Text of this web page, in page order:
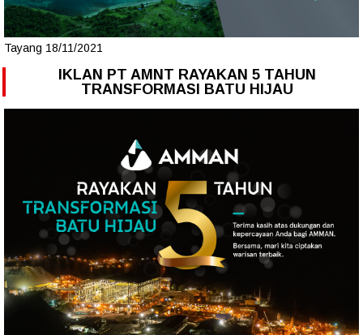
Tayang 18/11/2021
IKLAN PT AMNT RAYAKAN 5 TAHUN
TRANSFORMASI BATU HIJAU